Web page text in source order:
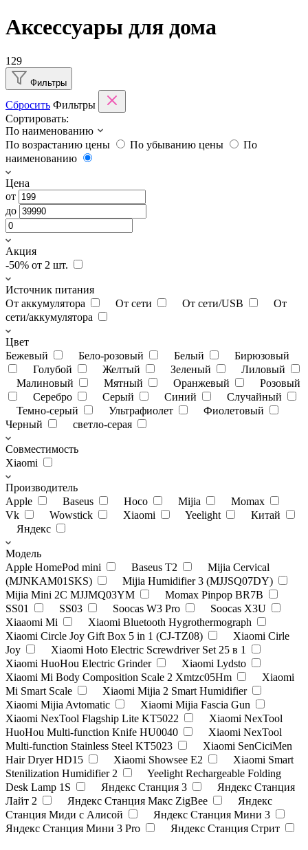
Аксессуары для дома
129
Фильтры
Сбросить Фильтры
Сортировать:
По наименованию
По возрастанию цены
По убыванию цены
По
наименованию
Цена
от
до
Акция
-50% от 2 шт.
Источник питания
От аккумулятора
От сети От сети/USB
От
сети/аккумулятора
Цвет
Бежевый
Бело-розовый Белый
Бирюзовый
Голубой
Желтый Зеленый
Лиловый
Малиновый
Мятный Оранжевый
Розовый
Серебро
Серый Синий
Случайный
Темно-серый
Ультрафиолет
Фиолетовый
Черный
светло-серая
Совместимость
Xiaomi
Производитель
Apple
Baseus Hoco Mijia
Momax
Vk
Wowstick Xiaomi Yeelight
Китай
Яндекс
Модель
Apple HomePod mini
Baseus T2
Mijia Cervical
(MJNKAM01SKS)
Mijia Humidifier 3 (MJJSQ07DY)
Mijia Mini 2C MJJMQ03YM
Momax Pinpop BR7B
SS01
SS03 Soocas W3 Pro
Soocas X3U
Xiaaomi Mi
Xiaomi Bluetooth Hygrothermograph
Xiaomi Circle Joy Gift Box 5 in 1 (CJ-TZ08)
Xiaomi Cirle
Joy
Xiaomi Hoto Electric Screwdriver Set 25 в 1
Xiaomi HuoHou Electric Grinder
Xiaomi Lydsto
Xiaomi Mi Body Composition Scale 2 Xmtzc05Hm
Xiaomi
Mi Smart Scale
Xiaomi Mijia 2 Smart Humidifier
Xiaomi Mijia Avtomatic
Xiaomi Mijia Fascia Gun
Xiaomi NexTool Flagship Lite KT5022
Xiaomi NexTool
HuoHou Multi-function Knife HU0040
Xiaomi NexTool
Multi-function Stainless Steel KT5023
Xiaomi SenCiciMen
Hair Dryer HD15
Xiaomi Showsee E2
Xiaomi Smart
Stenilization Humidifier 2
Yeelight Rechargeable Folding
Desk Lamp 1S
Яндекс Станция 3
Яндекс Станция
Лайт 2
Яндекс Станция Макс ZigBee
Яндекс
Станция Миди с Алисой
Яндекс Станция Мини 3
Яндекс Станция Мини 3 Pro
Яндекс Станция Стрит